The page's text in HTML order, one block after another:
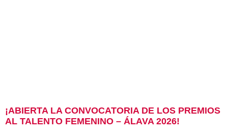
¡ABIERTA LA CONVOCATORIA DE LOS PREMIOS
AL TALENTO FEMENINO – ÁLAVA 2026!